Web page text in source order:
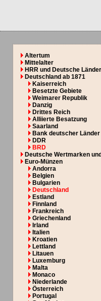
Altertum
Mittelalter
HRR und Deutsche Länder
Deutschland ab 1871
Kaiserreich
Besetzte Gebiete
Weimarer Republik
Danzig
Drittes Reich
Alliierte Besatzung
Saarland
Bank deutscher Länder
DDR
BRD
Deutsche Wertmarken
Euro-Münzen
Andorra
Belgien
Bulgarien
Deutschland
Estland
Finnland
Frankreich
Griechenland
Irland
Italien
Kroatien
Lettland
Litauen
Luxemburg
Malta
Monaco
Niederlande
Österreich
Portugal